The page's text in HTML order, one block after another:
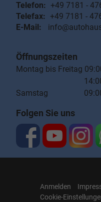
Telefon: +49 7181 -
Telefax: +49 7181 -
E-Mail:
Öffnungszeiten
Montag bis Freitag
14:00 -
Samstag 09:00 -
Folgen Sie uns
Anmelden
Cookie-